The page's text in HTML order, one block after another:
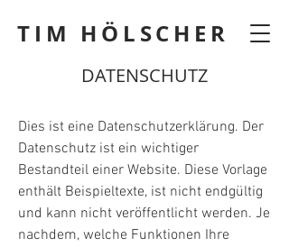
TIM HÖLSCHER
DATENSCHUTZ
Dies ist eine Datenschutzerklärung. Der
Datenschutz ist ein wichtiger
Bestandteil einer Website. Diese Vorlage
enthält Beispieltexte, ist nicht endgültig
und kann nicht veröffentlicht werden. Je
nachdem, welche Funktionen Ihre